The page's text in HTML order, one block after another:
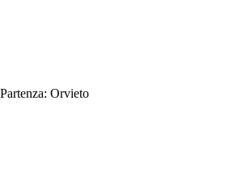
Partenza: Orvieto